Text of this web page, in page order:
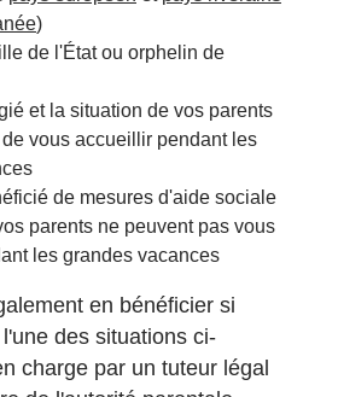
)
de l'État ou orphelin de
et la situation de vos parents
vous accueillir pendant les
de mesures d'aide sociale
parents ne peuvent pas vous
les grandes vacances
en bénéficier si
des situations ci-
charge par un tuteur légal